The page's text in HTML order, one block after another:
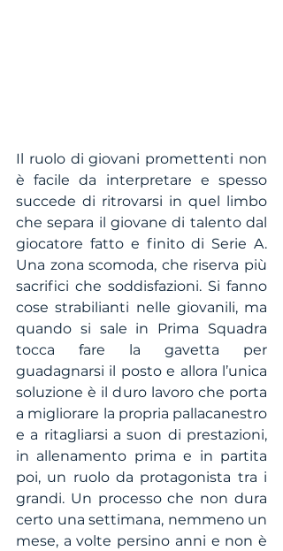
Il ruolo di giovani promettenti non
è facile da interpretare e spesso
succede di ritrovarsi in quel limbo
che separa il giovane di talento dal
giocatore fatto e finito di Serie A.
Una zona scomoda, che riserva più
sacrifici che soddisfazioni. Si fanno
cose strabilianti nelle giovanili, ma
quando si sale in Prima Squadra
tocca fare la gavetta per
guadagnarsi il posto e allora l’unica
soluzione è il duro lavoro che porta
a migliorare la propria pallacanestro
e a ritagliarsi a suon di prestazioni,
in allenamento prima e in partita
poi, un ruolo da protagonista tra i
grandi. Un processo che non dura
certo una settimana, nemmeno un
mese, a volte persino anni e non è